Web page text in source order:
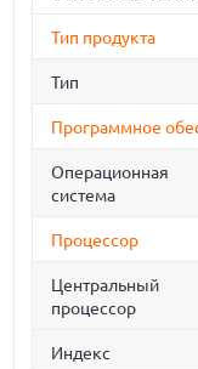
Тип продукта
Тип
Программное
Операционная
система
Процессор
Центральный
процессор
Индекс